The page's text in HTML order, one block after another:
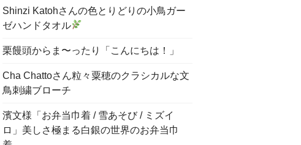
Shinzi Katohさんの色とりどりの小鳥ガー
ゼハンドタオル
栗饅頭からま〜ったり「こんにちは！」
Cha Chattoさん粒々粟穂のクラシカルな文
鳥刺繍ブローチ
濱文様「お弁当巾着 / 雪あそび / ミズイ
ロ」美しさ極まる白銀の世界のお弁当巾